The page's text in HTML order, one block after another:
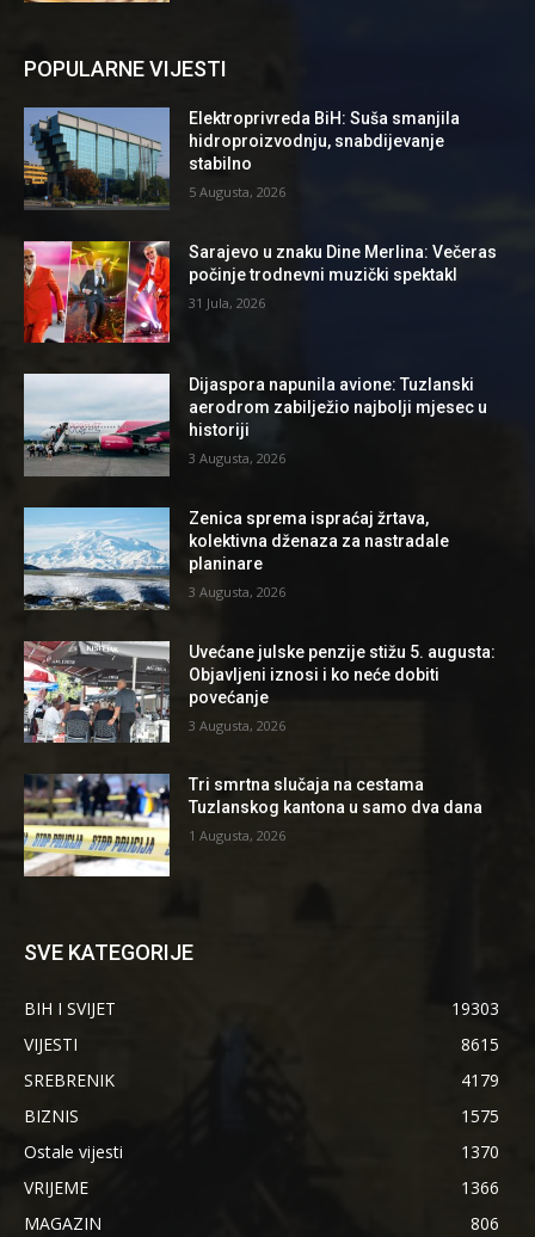
POPULARNE VIJESTI
Elektroprivreda BiH: Suša smanjila
hidroproizvodnju, snabdijevanje
stabilno
5 Augusta, 2026
Sarajevo u znaku Dine Merlina: Večeras
počinje trodnevni muzički spektakl
31 Jula, 2026
Dijaspora napunila avione: Tuzlanski
aerodrom zabilježio najbolji mjesec u
historiji
3 Augusta, 2026
Zenica sprema ispraćaj žrtava,
kolektivna dženaza za nastradale
planinare
3 Augusta, 2026
Uvećane julske penzije stižu 5. augusta:
Objavljeni iznosi i ko neće dobiti
povećanje
3 Augusta, 2026
Tri smrtna slučaja na cestama
Tuzlanskog kantona u samo dva dana
1 Augusta, 2026
SVE KATEGORIJE
BIH I SVIJET
19303
VIJESTI
8615
SREBRENIK
4179
BIZNIS
1575
Ostale vijesti
1370
VRIJEME
1366
MAGAZIN
806